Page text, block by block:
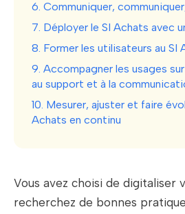
6. Communiquer,
7. Déployer le SI Achats avec
8. Former les utilisateurs au SI
9. Accompagner les usages
au support et à la
10. Mesurer, ajuster et faire
Achats en continu
Vous avez choisi de digitaliser
recherchez de bonnes